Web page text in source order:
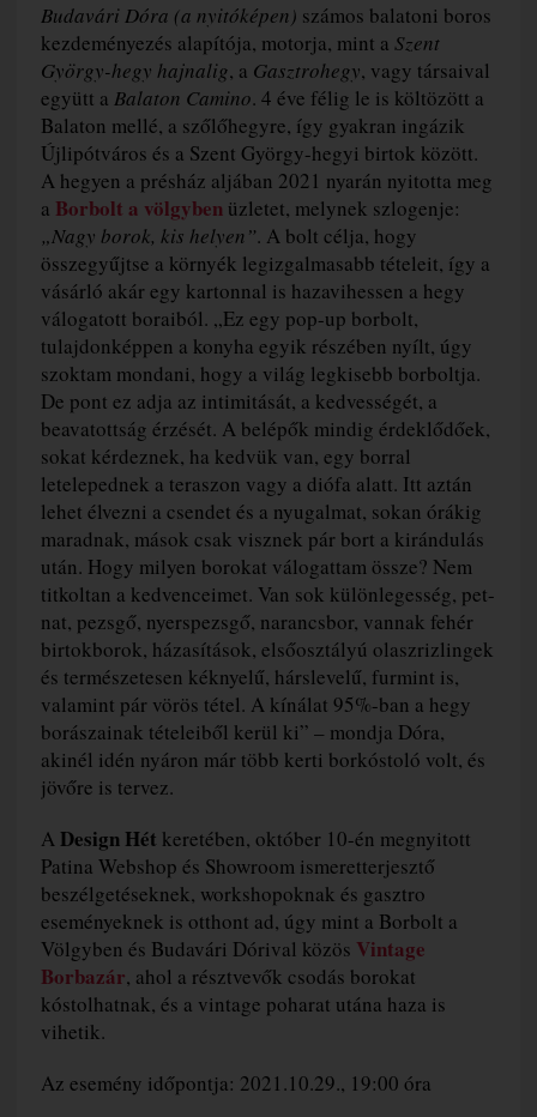
Budavári Dóra (a nyitóképen) számos balatoni boros
kezdeményezés alapítója, motorja, mint a Szent
György-hegy hajnalig, a Gasztrohegy, vagy társaival
együtt a Balaton Camino. 4 éve félig le is költözött a
Balaton mellé, a szőlőhegyre, így gyakran ingázik
Újlipótváros és a Szent György-hegyi birtok között.
A hegyen a présház aljában 2021 nyarán nyitotta meg
a Borbolt a völgybenüzletet, melynek szlogenje:
„Nagy borok, kis helyen”. A bolt célja, hogy
összegyűjtse a környék legizgalmasabb tételeit, így a
vásárló akár egy kartonnal is hazavihessen a hegy
válogatott boraiból. „Ez egy pop-up borbolt,
tulajdonképpen a konyha egyik részében nyílt, úgy
szoktam mondani, hogy a világ legkisebb borboltja.
De pont ez adja az intimitását, a kedvességét, a
beavatottság érzését. A belépők mindig érdeklődőek,
sokat kérdeznek, ha kedvük van, egy borral
letelepednek a teraszon vagy a diófa alatt. Itt aztán
lehet élvezni a csendet és a nyugalmat, sokan órákig
maradnak, mások csak visznek pár bort a kirándulás
után. Hogy milyen borokat válogattam össze? Nem
titkoltan a kedvenceimet. Van sok különlegesség, pet-
nat, pezsgő, nyerspezsgő, narancsbor, vannak fehér
birtokborok, házasítások, elsőosztályú olaszrizlingek
és természetesen kéknyelű, hárslevelű, furmint is,
valamint pár vörös tétel. A kínálat 95%-ban a hegy
borászainak tételeiből kerül ki” – mondja Dóra,
akinél idén nyáron már több kerti borkóstoló volt, és
jövőre is tervez.
A Design Hét keretében, október 10-én megnyitott
Patina Webshop és Showroom ismeretterjesztő
beszélgetéseknek, workshopoknak és gasztro
eseményeknek is otthont ad, úgy mint a Borbolt a
Völgyben és Budavári Dórival közös Vintage
Borbazár, ahol a résztvevők csodás borokat
kóstolhatnak, és a vintage poharat utána haza is
vihetik.
Az esemény időpontja: 2021.10.29., 19:00 óra